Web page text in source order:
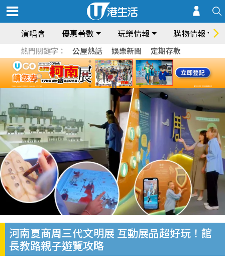
演唱會 優惠著數 玩樂情報 購物情報
熱門關鍵字： 公屋熱話 娛樂新聞 定期存款
河南夏商周三代文明展 互動展品超好玩！館
長教路親子遊覽攻略